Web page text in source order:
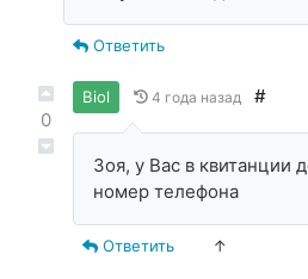
Ответить
0
Biol 4 года назад #
Зоя, у Вас в квитанции
номер телефона
Ответить ↑